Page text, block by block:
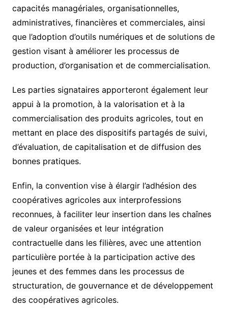
capacités managériales, organisationnelles,
administratives, financières et commerciales, ainsi
que l’adoption d’outils numériques et de solutions de
gestion visant à améliorer les processus de
production, d’organisation et de commercialisation.
Les parties signataires apporteront également leur
appui à la promotion, à la valorisation et à la
commercialisation des produits agricoles, tout en
mettant en place des dispositifs partagés de suivi,
d’évaluation, de capitalisation et de diffusion des
bonnes pratiques.
Enfin, la convention vise à élargir l’adhésion des
coopératives agricoles aux interprofessions
reconnues, à faciliter leur insertion dans les chaînes
de valeur organisées et leur intégration
contractuelle dans les filières, avec une attention
particulière portée à la participation active des
jeunes et des femmes dans les processus de
structuration, de gouvernance et de développement
des coopératives agricoles.